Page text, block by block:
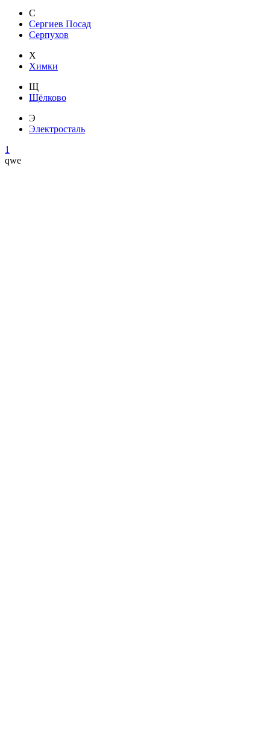
С
Сергиев Посад
Серпухов
Х
Химки
Щ
Щёлково
Э
Электросталь
1
qwe